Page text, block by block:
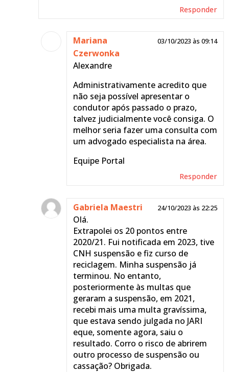
Responder
Mariana
Czerwonka
03/10/2023 às 09:14
Alexandre
Administrativamente acredito que
não seja possível apresentar o
condutor após passado o prazo,
talvez judicialmente você consiga. O
melhor seria fazer uma consulta com
um advogado especialista na área.
Equipe Portal
Responder
Gabriela Maestri 24/10/2023 às 22:25
Olá.
Extrapolei os 20 pontos entre
2020/21. Fui notificada em 2023, tive
CNH suspensão e fiz curso de
reciclagem. Minha suspensão já
terminou. No entanto,
posteriormente às multas que
geraram a suspensão, em 2021,
recebi mais uma multa gravíssima,
que estava sendo julgada no JARI
eque, somente agora, saiu o
resultado. Corro o risco de abrirem
outro processo de suspensão ou
cassação? Obrigada.